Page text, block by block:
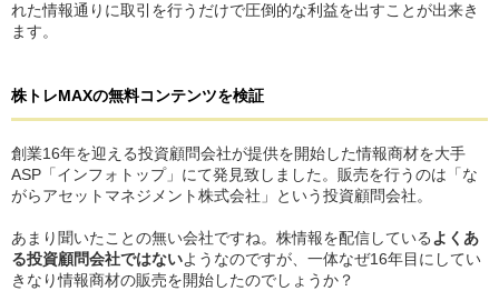
れた情報通りに取引を行うだけで圧倒的な利益を出すことが出来き
ます。
株トレMAXの無料コンテンツを検証
創業16年を迎える投資顧問会社が提供を開始した情報商材を大手
ASP「インフォトップ」にて発見致しました。販売を行うのは「な
がらアセットマネジメント株式会社」という投資顧問会社。
あまり聞いたことの無い会社ですね。株情報を配信している よくあ
る投資顧問会社ではないようなのですが、一体なぜ16年目にしてい
きなり情報商材の販売を開始したのでしょうか？